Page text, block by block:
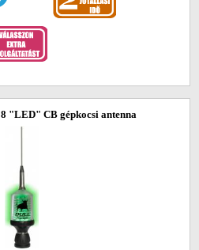
"LED" CB gépkocsi antenna